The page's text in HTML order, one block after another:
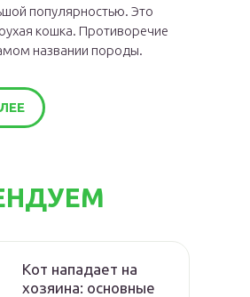
популярностью. Это
кошка. Противоречие
названии породы.
Кот нападает на
хозяина: основные